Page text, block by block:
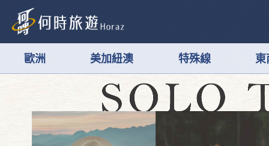
歐洲 美加紐澳 特殊線 東